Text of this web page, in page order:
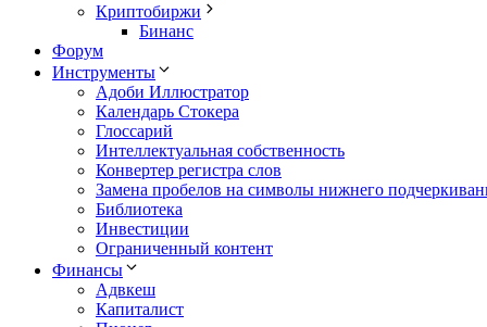
Криптобиржи
Бинанс
Форум
Инструменты
Адоби Иллюстратор
Календарь Стокера
Глоссарий
Интеллектуальная собственность
Конвертер регистра слов
Замена пробелов на символы нижнего
Библиотека
Инвестиции
Ограниченный контент
Финансы
Адвкеш
Капиталист